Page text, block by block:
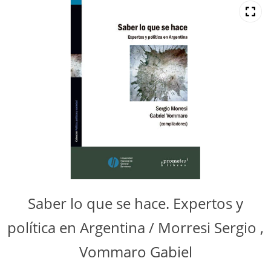
Saber lo que se hace. Expertos y
política en Argentina / Morresi Sergio ,
Vommaro Gabiel